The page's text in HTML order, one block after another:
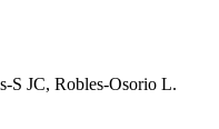
S JC, Robles-Osorio L.